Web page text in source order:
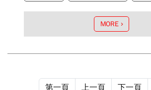
MORE
第一頁 上一頁 下一頁